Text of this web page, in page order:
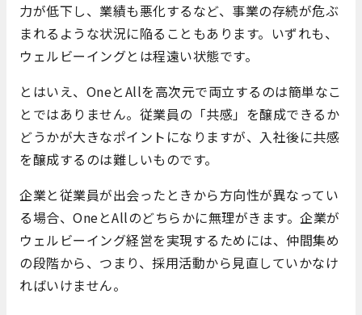
力が低下し、業績も悪化するなど、事業の存続が危ぶ
まれるような状況に陥ることもあります。いずれも、
ウェルビーイングとは程遠い状態です。
とはいえ、OneとAllを高次元で両立するのは簡単なこ
とではありません。従業員の「共感」を醸成できるか
どうかが大きなポイントになりますが、入社後に共感
を醸成するのは難しいものです。
企業と従業員が出会ったときから方向性が異なってい
る場合、OneとAllのどちらかに無理がきます。企業が
ウェルビーイング経営を実現するためには、仲間集め
の段階から、つまり、採用活動から見直していかなけ
ればいけません。